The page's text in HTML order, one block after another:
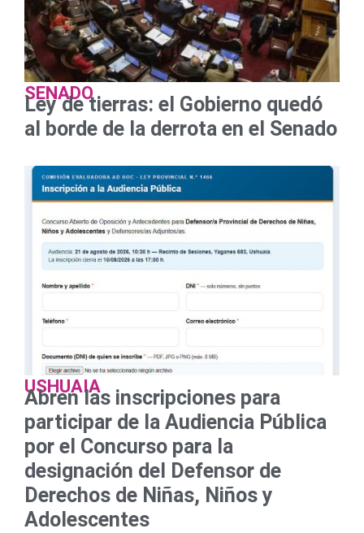
SENADO
Ley de tierras: el Gobierno quedó
al borde de la derrota en el Senado
USHUAIA
Abren las inscripciones para
participar de la Audiencia Pública
por el Concurso para la
designación del Defensor de
Derechos de Niñas, Niños y
Adolescentes